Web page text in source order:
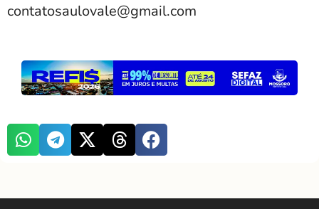
contatosaulovale@gmail.com